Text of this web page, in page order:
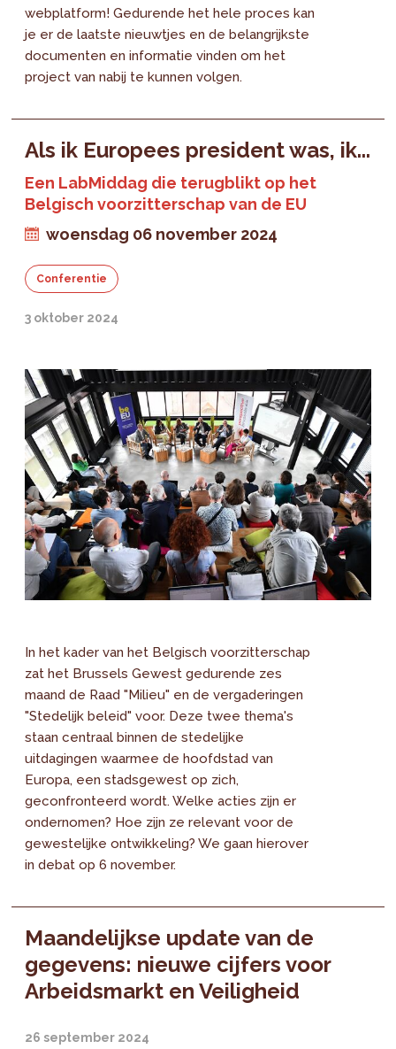
webplatform! Gedurende het hele proces kan
je er de laatste nieuwtjes en de belangrijkste
documenten en informatie vinden om het
project van nabij te kunnen volgen.
Als ik Europees president was, ik...
Een LabMiddag die terugblikt op het
Belgisch voorzitterschap van de EU
woensdag 06 november 2024
Conferentie
3 oktober 2024
In het kader van het Belgisch voorzitterschap
zat het Brussels Gewest gedurende zes
maand de Raad "Milieu" en de vergaderingen
"Stedelijk beleid" voor. Deze twee thema's
staan centraal binnen de stedelijke
uitdagingen waarmee de hoofdstad van
Europa, een stadsgewest op zich,
geconfronteerd wordt. Welke acties zijn er
ondernomen? Hoe zijn ze relevant voor de
gewestelijke ontwikkeling? We gaan hierover
in debat op 6 november.
Maandelijkse update van de
gegevens: nieuwe cijfers voor
Arbeidsmarkt en Veiligheid
26 september 2024